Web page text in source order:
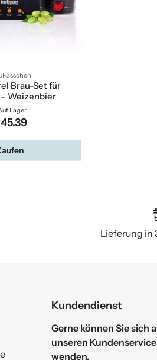
Brau-Set für
Weizenbier
Lager
Lieferung in
Kundendienst
Gerne können Sie sich
unseren Kundenservice
wenden.